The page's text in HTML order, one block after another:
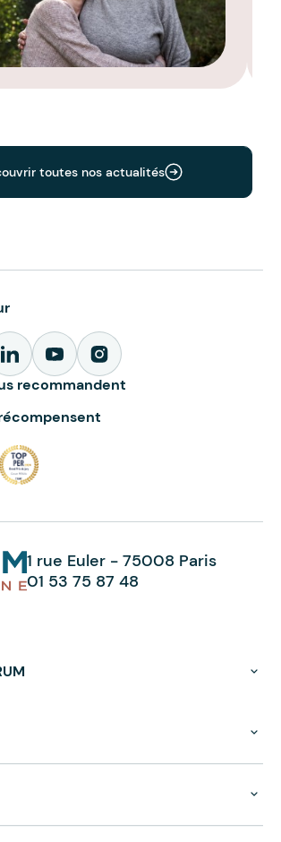
toutes nos actualités
recommandent
1 rue Euler - 75008 Paris
01 53 75 87 48